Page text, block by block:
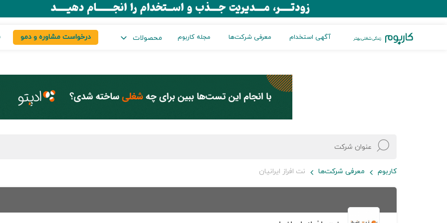
آگهی استخدام معرفی شرکت‌ها مجله کاربوم محصولات درخواست مشاوره و دمو
کاربوم معرفی شرکت‌ها نت افراز ایرانیان